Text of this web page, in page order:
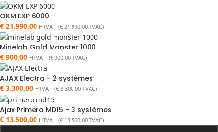
OKM EXP 6000
€ 21.990,00 HTVA (€ 21.990,00 TVAC)
Minelab Gold Monster 1000
€ 900,00 HTVA (€ 900,00 TVAC)
AJAX Electra - 2 systèmes
€ 3.300,00 HTVA (€ 3.300,00 TVAC)
Ajax Primero MD15 - 3 systèmes
€ 13.500,00 HTVA (€ 13.500,00 TVAC)